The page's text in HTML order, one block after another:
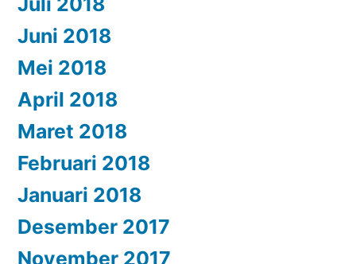
Juni 2018
Mei 2018
April 2018
Maret 2018
Februari 2018
Januari 2018
Desember 2017
November 2017